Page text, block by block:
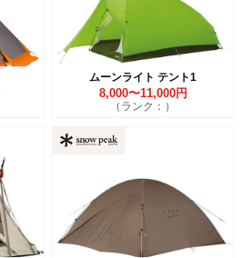
ムーンライト テント1
8,000〜11,000円
（ランク：）